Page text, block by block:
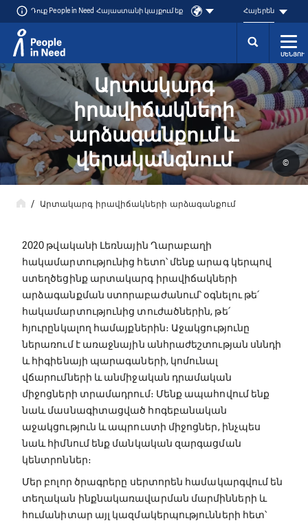
Přeskočit na obsah
Դուք People in Need Հայաստանի կայքում եք Հայերեն
ՄԵՆՅՈՒ
Արտակարգ
իրավիճակների
արձագանքում և
վերականգնում
©
Արտակարգ իրավիճակների արձագանքում
2020 թվականի Լեռնային Ղարաբաղի
հակամարտությունից հետո՝ մենք արագ կերպով
ստեղծեցինք արտակարգ իրավիճակների
արձագանքման ստորաբաժանում՝ օգնելու թե՛
հակամարտությունից տուժածներին, թե՛
հյուրընկալող համայքներին։ Աջակցությունը
ներառում է առաջնային անհրաժեշտության սննդի
և հիգիենայի պարագաների, կոմունալ
վճարումների և անմիջական դրամական
միջոցների տրամադրում։ Մենք ապահովում ենք
նաև մասնագիտացված հոգեբանական
աջակցություն և ապրուստի միջոցներ, ինչպես
նաև հիմնում ենք մանկական զարգացման
կենտրոններ։
Մեր բոլոր ծրագրերը սերտորեն համակարգվում են
տեղական ինքնակառավարման մարմինների և
հումանիտար այլ կազմակերպությունների հետ՝